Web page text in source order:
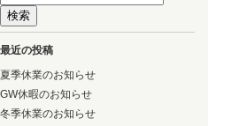
索:
最近の投稿
夏季休業のお知らせ
GW休暇のお知らせ
冬季休業のお知らせ